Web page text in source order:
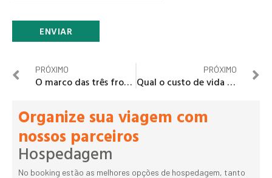
PRÓXIMO
O marco das três fronteiras em Foz do Iguaçu
PRÓXIMO
Qual o custo de vida na Alemanha?
Organize sua viagem com
nossos parceiros
Hospedagem
No booking estão as melhores opções de hospedagem, tanto